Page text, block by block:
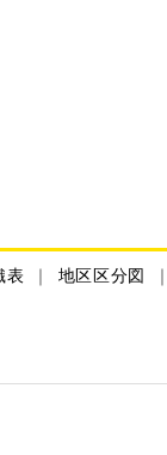
表 地区区分図